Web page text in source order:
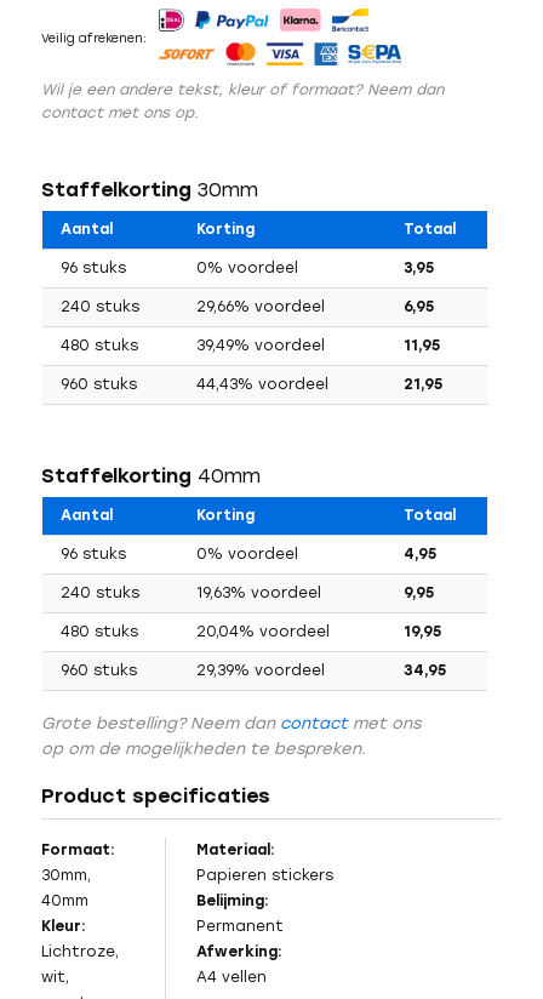
Veilig afrekenen:
Wil je een andere tekst, kleur of formaat? Neem dan
contact met ons op.
Staffelkorting 30mm
Aantal Korting Totaal
96 stuks 0% voordeel 3,95
240 stuks 29,66% voordeel 6,95
480 stuks 39,49% voordeel 11,95
960 stuks 44,43% voordeel 21,95
Staffelkorting 40mm
Aantal Korting Totaal
96 stuks 0% voordeel 4,95
240 stuks 19,63% voordeel 9,95
480 stuks 20,04% voordeel 19,95
960 stuks 29,39% voordeel 34,95
Grote bestelling? Neem dan contactmet ons
op om de mogelijkheden te bespreken.
Product specificaties
Formaat:
30mm,
40mm
Kleur:
Lichtroze,
wit,
Materiaal:
Papieren stickers
Belijming:
Permanent
Afwerking:
A4 vellen